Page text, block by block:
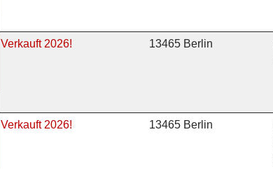
Verkauft 2026! 13465 Berlin
Verkauft 2026! 13465 Berlin